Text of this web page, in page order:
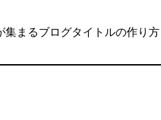
まるブログタイトルの作り方